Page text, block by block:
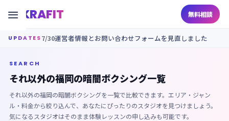
KRAFIT 無料相談

UPDATES 7/30運営者情報とお問い合わせフォームを見直しました
SEARCH
それ以外の福岡の暗闇ボクシング一覧
それ以外の福岡の暗闇ボクシングを一覧で比較できます。エリア・ジャン
ル・料金から絞り込んで、あなたにぴったりのスタジオを見つけましょう。
気になるスタジオはそのまま体験レッスンの申し込みも可能です。